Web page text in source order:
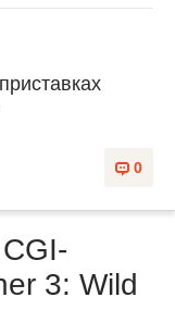
0
3: Wild